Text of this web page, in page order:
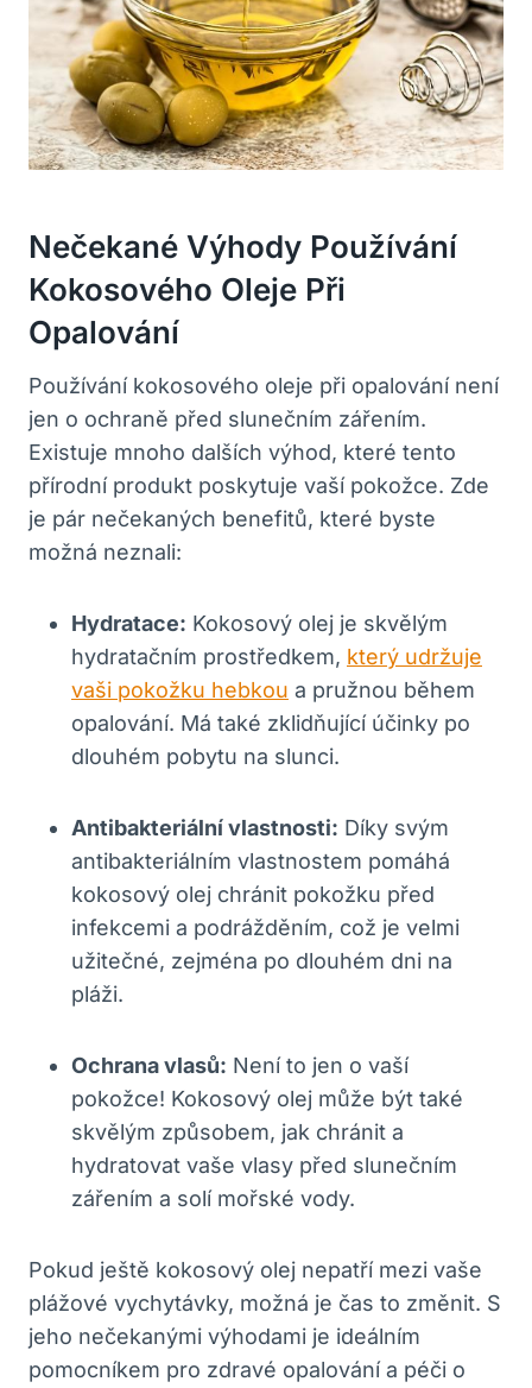
Nečekané Výhody Používání
Kokosového Oleje Při
Opalování
Používání kokosového oleje při opalování není
jen o ochraně před slunečním zářením.
Existuje mnoho dalších výhod, které tento
přírodní produkt poskytuje vaší pokožce. Zde
je pár nečekaných benefitů, které byste
možná neznali:
Hydratace: Kokosový olej je skvělým
hydratačním prostředkem, který udržuje
vaši pokožku hebkou a pružnou během
opalování. Má také zklidňující účinky po
dlouhém pobytu na slunci.
Antibakteriální vlastnosti: Díky svým
antibakteriálním vlastnostem pomáhá
kokosový olej chránit pokožku před
infekcemi a podrážděním, což je velmi
užitečné, zejména po dlouhém dni na
pláži.
Ochrana vlasů: Není to jen o vaší
pokožce! Kokosový olej může být také
skvělým způsobem, jak chránit a
hydratovat vaše vlasy před slunečním
zářením a solí mořské vody.
Pokud ještě kokosový olej nepatří mezi vaše
plážové vychytávky, možná je čas to změnit. S
jeho nečekanými výhodami je ideálním
pomocníkem pro zdravé opalování a péči o